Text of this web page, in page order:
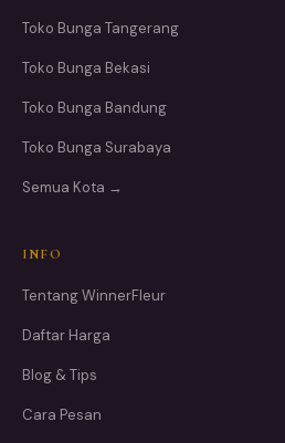
Toko Bunga Tangerang
Toko Bunga Bekasi
Toko Bunga Bandung
Toko Bunga Surabaya
Semua Kota →
INFO
Tentang WinnerFleur
Daftar Harga
Blog & Tips
Cara Pesan